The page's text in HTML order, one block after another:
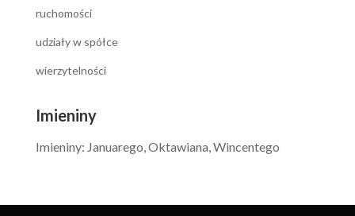
ruchomości
udziały w spółce
wierzytelności
Imieniny
Imieniny: Januarego,Oktawiana,Wincentego